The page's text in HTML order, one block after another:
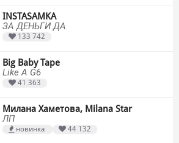
INSTASAMKA
ЗА ДЕНЬГИ ДА
133 742
Big Baby Tape
Like A G6
41 363
Милана Хаметова, Milana Star
ЛП
новинка 44 132